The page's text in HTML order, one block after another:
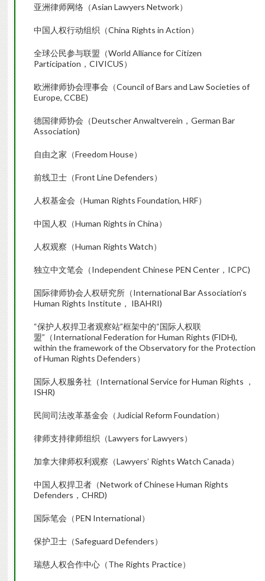
亚洲律师网络（Asian Lawyers Network）
中国人权行动组织（China Rights in Action）
全球公民参与联盟（World Alliance for Citizen
Participation，CIVICUS）
欧洲律师协会理事会（Council of Bars and Law Societies of
Europe, CCBE)
德国律师协会（Deutscher Anwaltverein，German Bar
Association)
自由之家（Freedom House）
前线卫士（Front Line Defenders）
人权基金会（Human Rights Foundation, HRF）
中国人权（Human Rights in China）
人权观察（Human Rights Watch）
独立中文笔会（Independent Chinese PEN Center，ICPC)
国际律师协会人权研究所（International Bar Association’s
Human Rights Institute， IBAHRI)
“保护人权捍卫者观察站”框架中的“国际人权联
盟”（International Federation for Human Rights (FIDH),
within the framework of the Observatory for the Protection
of Human Rights Defenders）
国际人权服务社（International Service for Human Rights ，
ISHR)
民间司法改革基金会（Judicial Reform Foundation）
律师支持律师组织（Lawyers for Lawyers）
加拿大律师权利观察（Lawyers’ Rights Watch Canada）
中国人权捍卫者（Network of Chinese Human Rights
Defenders，CHRD)
国际笔会（PEN International）
保护卫士（Safeguard Defenders）
瑞慈人权合作中心（The Rights Practice）